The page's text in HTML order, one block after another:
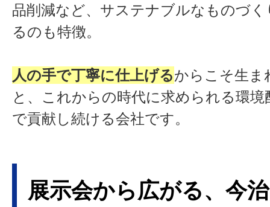
品削減など、サステナブルなものづ
るのも特徴。
人の手で丁寧に仕上げるからこそ生ま
と、これからの時代に求められる環境
で貢献し続ける会社です。
展示会から広がる、今